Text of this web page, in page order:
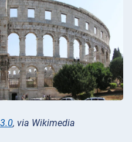
, via Wikimedia